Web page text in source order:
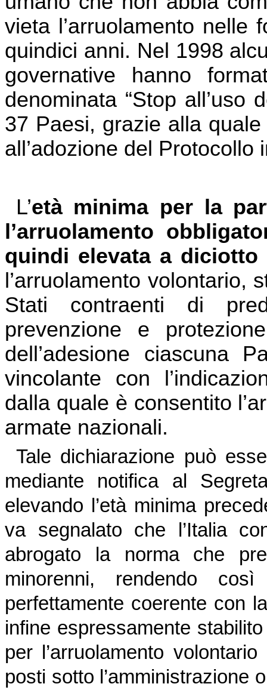
vieta l’arruolamento nelle
quindici anni. Nel 1998
governative hanno
denominata “Stop all’uso
37 Paesi, grazie alla
all’adozione del Protocollo
L’età minima per la
l’arruolamento
quindi elevata a diciotto
l’arruolamento volontario,
Stati contraenti di
prevenzione e
dell’adesione ciascuna
vincolante con
dalla quale è consentito
armate nazionali.
Tale dichiarazione può
mediante notifica al
elevando l’età minima
va segnalato che l’Italia
abrogato la norma che
minorenni, rendendo
perfettamente coerente con
infine espressamente
per l’arruolamento
posti sotto l’amministrazione